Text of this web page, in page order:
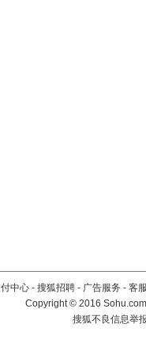
中心 - 搜狐招聘 - 广告服务 - 客
Copyright©2016
搜狐不良信息举